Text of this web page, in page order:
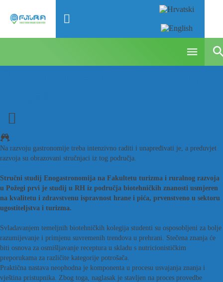
Na razvoju gastronomije treba intenzivno raditi i unapređivati je, a preduvjet
razvoja su obrazovani stručnjaci iz tog područja.
Stručni studij Enogastronomija na Fakultetu turizma i ruralnog razvoja
u Požegi prvi je studij u RH iz područja biotehničkih znanosti usmjeren
na kvalitetu i zdravstvenu ispravnost hrane i pića, prvenstveno u sektoru
ugostiteljstva i turizma.
Svladavanjem temeljnih biotehničkih kolegija studenti su osposobljeni za bolje
razumijevanje i primjenu suvremenih trendova u prehrani. Stečena znanja će
biti osnova za osmišljavanje receptura u skladu s nutricionističkim
preporukama za različite kategorije potrošača.
Praktična nastava neophodna je komponenta u procesu usvajanja znanja i
vještina pristupnika. Zbog toga, naglasak je stavljen na proces provedbe